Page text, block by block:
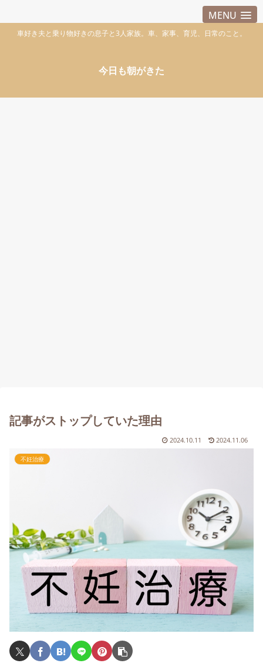
MENU
車好き夫と乗り物好きの息子と3人家族。車、家事、育児、日常のこと。
今日も朝がきた
記事がストップしていた理由
2024.10.11 2024.11.06
不妊治療